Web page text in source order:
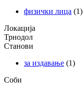
физички лица (1)
Локација
Трнодол
Станови
за издавање (1)
Соби